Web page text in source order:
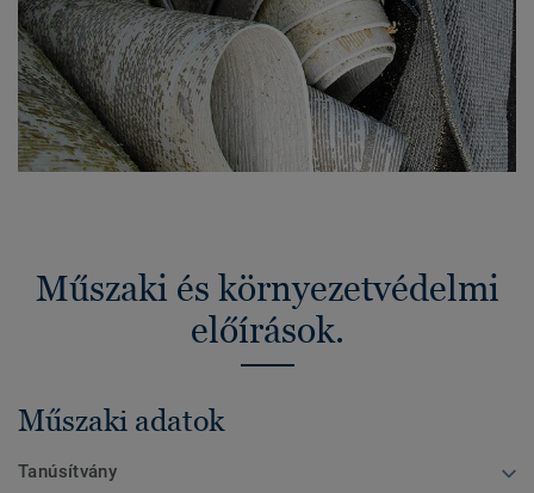
Műszaki és környezetvédelmi
előírások.
Műszaki adatok
Tanúsítvány